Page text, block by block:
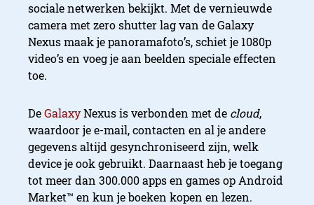
sociale netwerken bekijkt. Met de vernieuwde
camera met zero shutter lag van de Galaxy
Nexus maak je panoramafoto’s, schiet je 1080p
video’s en voeg je aan beelden speciale effecten
toe.
DeGalaxyNexus is verbonden met de cloud,
waardoor je e-mail, contacten en al je andere
gegevens altijd gesynchroniseerd zijn, welk
device je ook gebruikt. Daarnaast heb je toegang
tot meer dan 300.000 apps en games op Android
Market™ en kun je boeken kopen en lezen.